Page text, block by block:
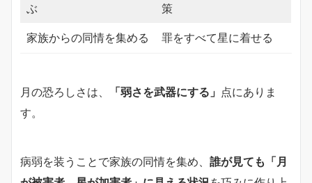
ぶ
策
家族からの同情を集める 罪をすべて星に着せる
月の恐ろしさは、 「弱さを武器にする」 点にありま
す。
病弱を装うことで家族の同情を集め、 誰が見ても「月